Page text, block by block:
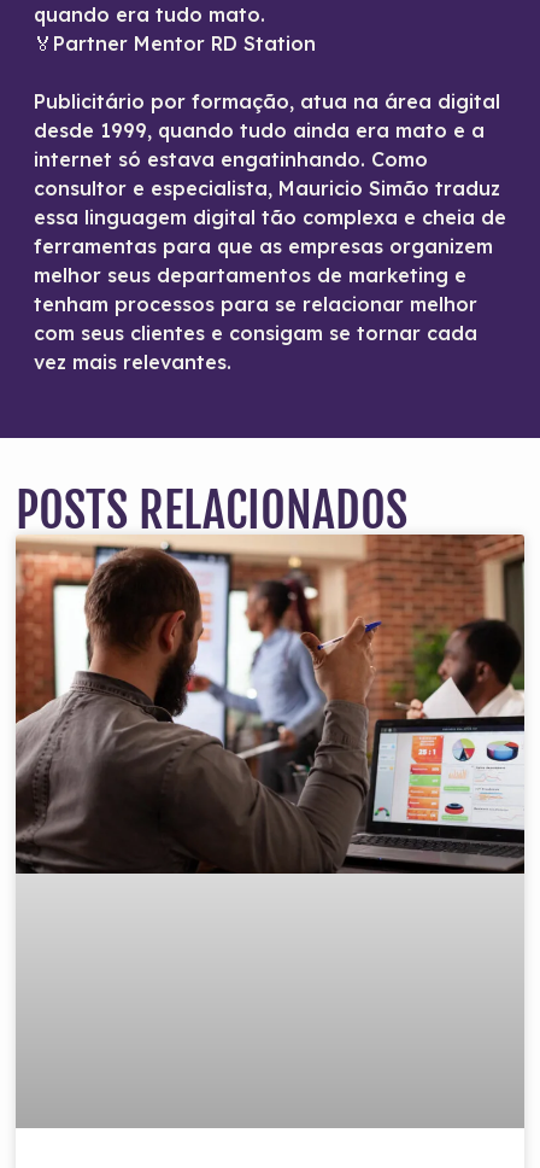
quando era tudo mato.
🏅Partner Mentor RD Station
Publicitário por formação, atua na área digital
desde 1999, quando tudo ainda era mato e a
internet só estava engatinhando. Como
consultor e especialista, Mauricio Simão traduz
essa linguagem digital tão complexa e cheia de
ferramentas para que as empresas organizem
melhor seus departamentos de marketing e
tenham processos para se relacionar melhor
com seus clientes e consigam se tornar cada
vez mais relevantes.
POSTS RELACIONADOS